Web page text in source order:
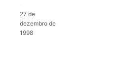
27 de
dezembro de
1998